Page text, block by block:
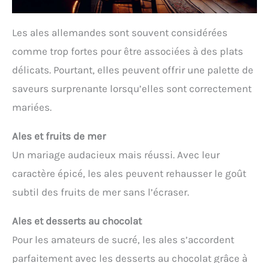
Les ales allemandes sont souvent considérées
comme trop fortes pour être associées à des plats
délicats. Pourtant, elles peuvent offrir une palette de
saveurs surprenante lorsqu’elles sont correctement
mariées.
Ales et fruits de mer
Un mariage audacieux mais réussi. Avec leur
caractère épicé, les ales peuvent rehausser le goût
subtil des fruits de mer sans l’écraser.
Ales et desserts au chocolat
Pour les amateurs de sucré, les ales s’accordent
parfaitement avec les desserts au chocolat grâce à